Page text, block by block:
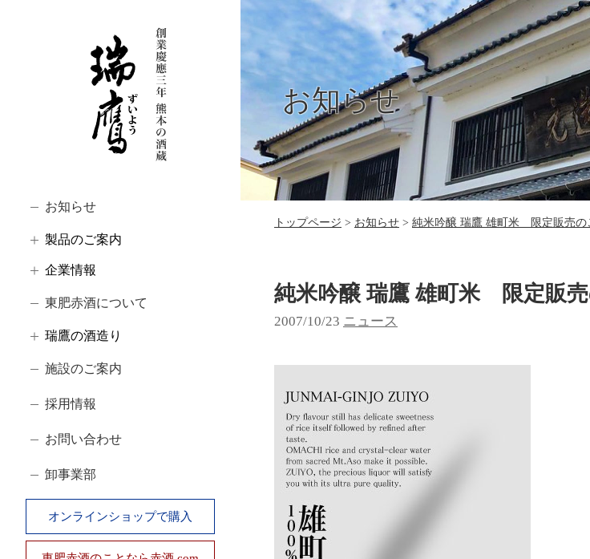
お知らせ
製品のご案内
企業情報
東肥赤酒について
瑞鷹の酒造り
施設のご案内
採用情報
お問い合わせ
卸事業部
オンラインショップで購入
お知らせ
トップページ お知らせ 純米吟醸 瑞鷹 雄町米 限定販売の
純米吟醸 瑞鷹 雄町米 限定販
2007/10/23 カ
ゴ
リー:
ニュース